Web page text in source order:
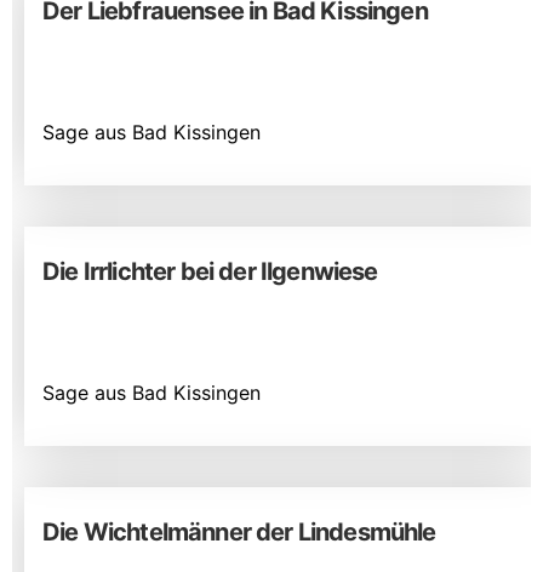
Der Liebfrauensee in Bad Kissingen
Sage aus Bad Kissingen
Die Irrlichter bei der Ilgenwiese
Sage aus Bad Kissingen
Die Wichtelmänner der Lindesmühle